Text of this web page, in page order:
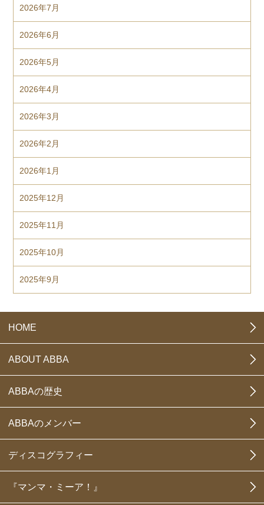
2026年7月
2026年6月
2026年5月
2026年4月
2026年3月
2026年2月
2026年1月
2025年12月
2025年11月
2025年10月
2025年9月
HOME
ABOUT ABBA
ABBAの歴史
ABBAのメンバー
ディスコグラフィー
『マンマ・ミーア！』